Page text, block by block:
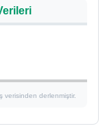
verisinden derlenmiştir.